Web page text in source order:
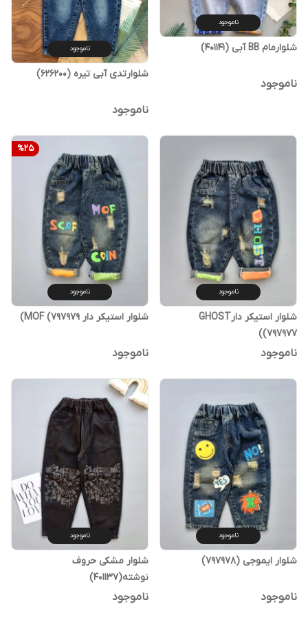
ناموجود
شلوارمام BB آبی (401141)
ناموجود
ناموجود
شلوارتدی آبی تیره (626200)
ناموجود
ناموجود
شلوار استیکر دارGHOST
(797977)
ناموجود
%25
ناموجود
شلوار استیکر دار MOF (797979)
ناموجود
ناموجود
شلوار ایموجی (797978)
ناموجود
ناموجود
شلوار مشکی حروف
نوشته(401137)
ناموجود